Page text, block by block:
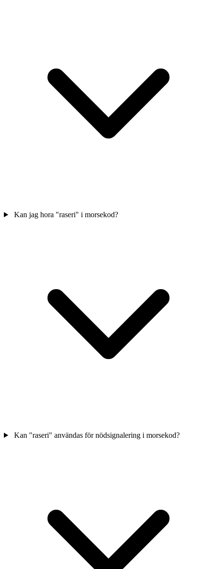
Kan jag hora "raseri" i morsekod?
Kan "raseri" användas för nödsignalering i morsekod?